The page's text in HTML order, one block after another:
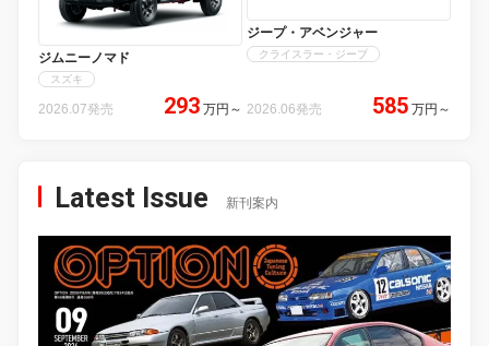
ジムニーノマド
スズキ
2026.07発売 293 万円 ～
ジープ・アベンジャー
クライスラー・ジープ
2026.06発売 585 万円 ～
Latest Issue 新刊案内